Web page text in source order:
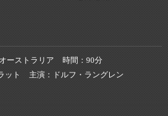
オーストラリア 時間
90分
ット 主演 ドルフ・ラングレン